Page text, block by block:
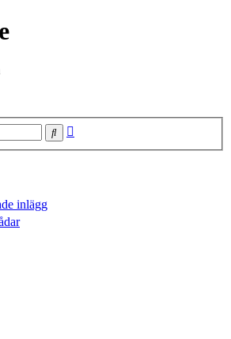
Sök
inlägg